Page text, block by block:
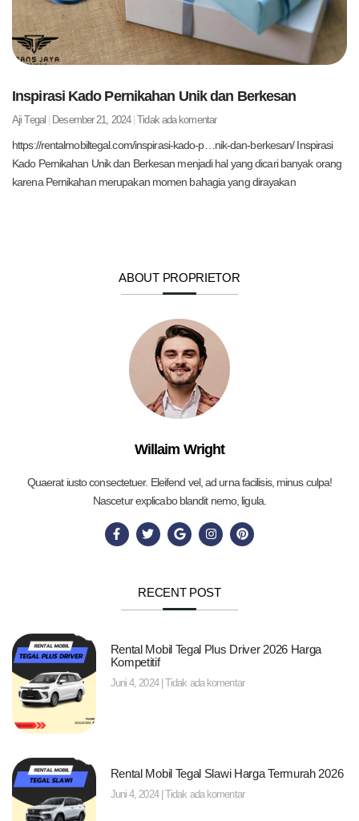
Inspirasi Kado Pernikahan Unik dan Berkesan
Aji Tegal Desember 21, 2024 Tidak ada komentar
https://rentalmobiltegal.com/inspirasi-kado-p…nik-dan-berkesan/ Inspirasi
Kado Pernikahan Unik dan Berkesan menjadi hal yang dicari banyak orang
karena Pernikahan merupakan momen bahagia yang dirayakan
ABOUT PROPRIETOR
Willaim Wright
Quaerat iusto consectetuer. Eleifend vel, ad urna facilisis, minus culpa!
Nascetur explicabo blandit nemo, ligula.
RECENT POST
Rental Mobil Tegal Plus Driver 2026 Harga
Kompetitif
Juni 4, 2024 Tidak ada komentar
Rental Mobil Tegal Slawi Harga Termurah 2026
Juni 4, 2024 Tidak ada komentar